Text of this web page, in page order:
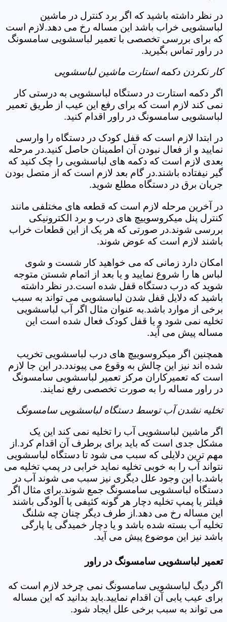
در نظر داشته باشید که اگر برد کنترل در ماشین
لباسشویی خراب باشد این مساله رخ می دهد.لازم است
که برای بررسی تخصصی با تعمیر لباسشویی سامسونگ
در راور تماس بگیرید.
کار نکردن دکمه استارت ماشین لباسشویی
اگر دکمه استارت در دستگاه لباسشویی به درستی کار
نمی کند لازم است که برای رفع این عیب از طریق تعمیر
لباسشویی سامسونگ در راور اقدام کنید.
در ابتدا لازم است که قفل کودک در دستگاه را وارسی
نمایید و از فعال نبودن آن اطمینان حاصل کنید.در مرحله
بعدی لازم است که دکمه های لباسشویی را چک کنید که
گیر نیفتاده باشند.در گام بعد لازم است که از متصل بودن
جریان برق در دستگاه مطلع شوید.
در آخرین مرحله لازم است که قطعه های مختلفی مانند
کنترل پنل میکروسوییچ های درب و برد الکترونیکی
بررسی شوند.در صورتی که هر یک از این قطعات خراب
باشند لازم است که عوض شوند.
امکان دارد زمانی که می خواهید کار شست و شوی
لباس ها را شروع نمایید و یا بعد از اتمام شستن متوجه
شوید که درب دستگاه قفل شده است.در نظر داشته
باشید که دلایل قفل شدن لباسشویی می تواند به سبب
برخی از موارد باشد.به عنوان مثال اگر آب لباسشویی
تخلیه نمی شود و یا قفل کودک فعال شده است این
مساله پیش می آید.
همچنین اگر میکروسوییچ های درب لباسشویی تخریب
شده اند نیز این چالش به وقوع می پیوندد.در این جا لازم
است که تعمیرکاران مرکز تعمیر لباسشویی سامسونگ
در راور مساله را به صورت تخصصی رفع نمایند.
تخلیه نشدن آب توسط دستگاه لباسشویی سامسونگ
اگر ماشین لباسشویی آب را تخلیه نمی کند این یک
مشکل جدی است که باید برای برطرف آن اقدام کرد.از
مهم ترین دلایلی که سبب می شود تا دستگاه لباسشویی
نتواند آب را به خوبی تخلیه نماید خرابی در پمپ تخلیه می
باشد.با این وجود علل دیگری نیز سبب می شوند آب در
دستگاه لباسشویی سامسونگ جمع شوند.برای مثال اگر
فیلتر یا پمپ تخلیه دچار هر گونه کثیفی یا آلودگی باشند
این مساله رخ می دهد.از طرف دیگر چنان چه شلنگ
تخلیه آب بسته شده باشد و یا دچار خمیدگی یا پارگی
باشد نیز این موضوع پیش می آید.
تعمیر لباسشویی سامسونگ در راور
اگر دیگ لباسشویی سامسونگ نمی چرخد لازم است که
برای عیب یابی آن اقدام نمایید.باید بدانید که این مساله
می تواند به سبب برخی علل ایجاد شود.